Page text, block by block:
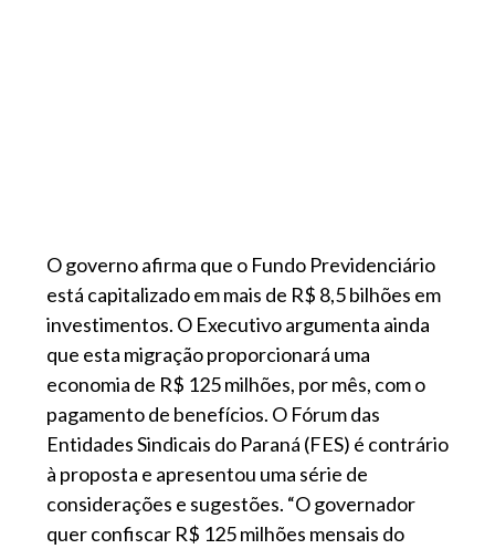
O governo afirma que o Fundo Previdenciário
está capitalizado em mais de R$ 8,5 bilhões em
investimentos. O Executivo argumenta ainda
que esta migração proporcionará uma
economia de R$ 125 milhões, por mês, com o
pagamento de benefícios. O Fórum das
Entidades Sindicais do Paraná (FES) é contrário
à proposta e apresentou uma série de
considerações e sugestões. “O governador
quer confiscar R$ 125 milhões mensais do